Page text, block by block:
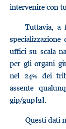
intervenire con
Tuttavia, a
uffici su scala
per gli organi
nel 24% dei
assente
gip/gup[2].
Questi dati